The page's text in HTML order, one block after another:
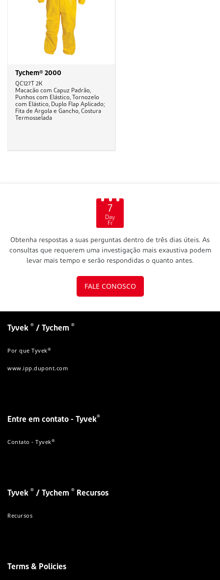
Tychem® 2000
QC127T 2K
Macacão com Capuz Padrão,
Punhos com Elástico, Tornozelo
com Elástico, Duplo Flap Aplicado;
Fita de Argola e Gancho, Costura
Termosselada
7
Day
Fr
Obtenha respostas a suas perguntas dentro de três dias úteis. As
consultas que requerem uma investigação mais exaustiva podem
levar mais tempo e serão respondidas o quanto antes.
FALE CONOSCO
Tyvek ® / Tychem ®
Por que Tyvek®
www.ipp.dupont.com
Entre em contato - Tyvek®
Contato - Tyvek®
Tyvek ® / Tychem ® Recursos
Recursos
Terms & Policies